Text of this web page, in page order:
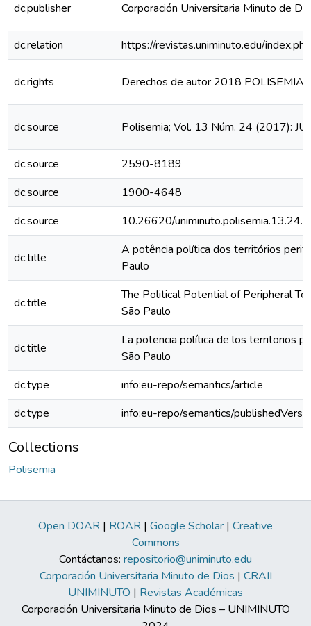
dc.publisher Corporación Universitaria Minuto de
dc.relation https://revistas.uniminuto.edu/
dc.rights Derechos de autor 2018 POLISEMIA
dc.source Polisemia; Vol. 13 Núm. 24 (2017):
dc.source
2590-8189
dc.source
1900-4648
dc.source
10.26620/
dc.title
A potência política dos territórios
Paulo
dc.title
The Political Potential of Peripheral
São Paulo
dc.title
La potencia política de los territorios
São Paulo
dc.type
info:eu-repo/semantics/article
dc.type
info:eu-repo/semantics/
Collections
Polisemia
Open DOAR | ROAR | Google Scholar | Creative
Commons
Contáctanos: repositorio@uniminuto.edu
Corporación Universitaria Minuto de Dios | CRAII
UNIMINUTO | Revistas Académicas
Corporación Universitaria Minuto de Dios – UNIMINUTO